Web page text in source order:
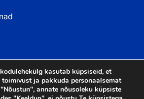
TAGASI ÜLES
kasutab küpsiseid, et
toimivust ja pakkuda personaalsemat
annate nõusoleku küpsiste